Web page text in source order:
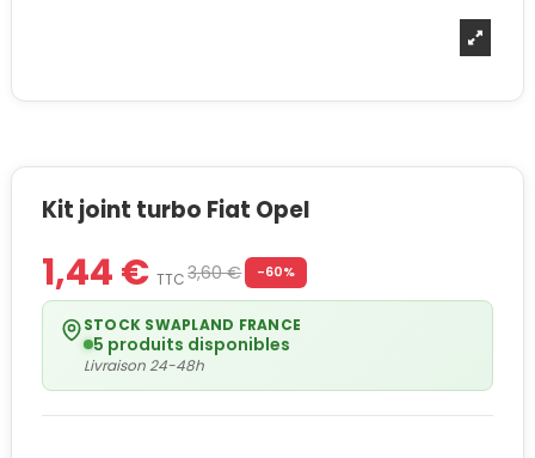
Kit joint turbo Fiat Opel
1,44 € TTC3,60 € -60%
STOCK SWAPLAND FRANCE
5 produits disponibles
Livraison 24-48h